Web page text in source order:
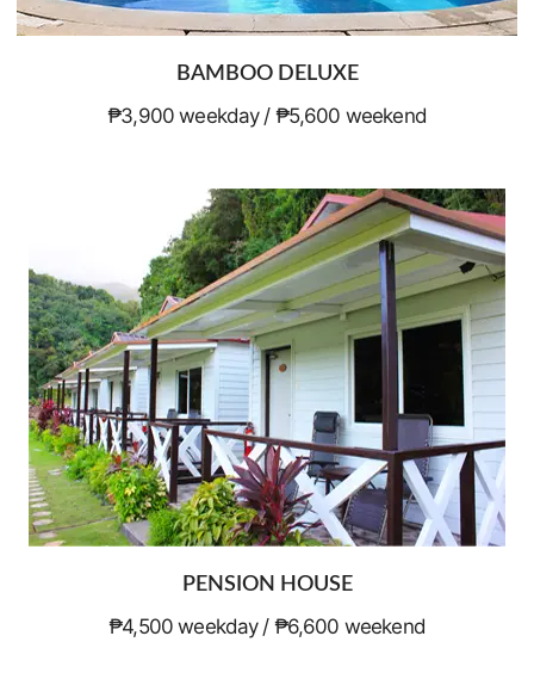
BAMBOO DELUXE
₱3,900 weekday / ₱5,600 weekend
PENSION HOUSE
₱4,500 weekday / ₱6,600 weekend